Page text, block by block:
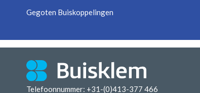
Gegoten Buiskoppelingen
Telefoonnummer: +31-(0)413-377 466